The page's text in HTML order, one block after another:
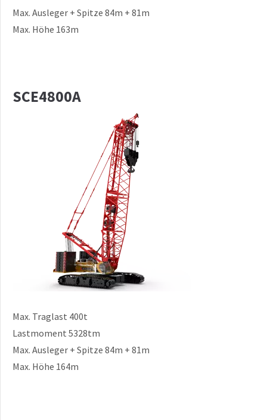
Max. Ausleger + Spitze 84m + 81m
Max. Höhe 163m
SCE4800A
Max. Traglast 400t
Lastmoment 5328tm
Max. Ausleger + Spitze 84m + 81m
Max. Höhe 164m